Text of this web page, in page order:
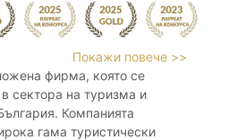
Покажи повече >>
фирма, която се
сектора на туризма и
Компанията
гама туристически